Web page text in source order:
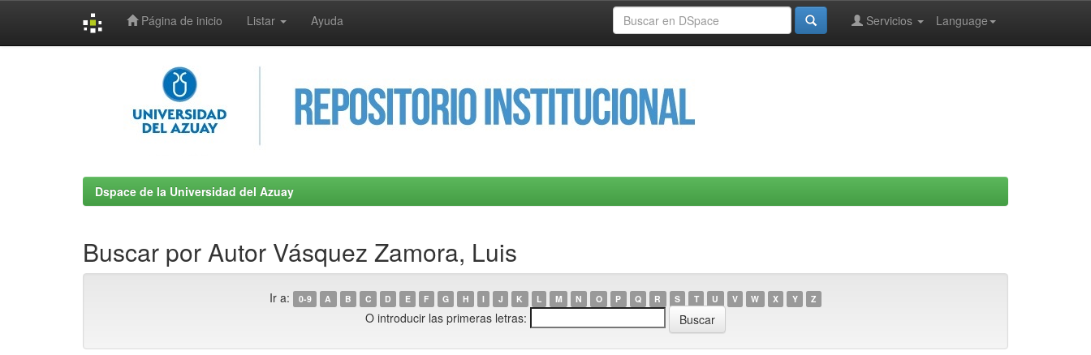
Página de inicio Listar Ayuda Language
Servicios
Dspace de la Universidad del Azuay
Buscar por Autor Vásquez Zamora, Luis
Ir a: 0-9 A B C D E F G H I J K L M N O P Q R S T U V W X Y Z
O introducir las primeras letras: